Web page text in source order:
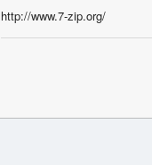
http://www.7-zip.org/